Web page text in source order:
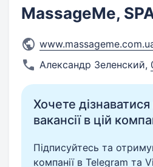
MassageMe,
Александр Зеленский,
Хочете дізнаватися
вакансії в цій
Підписуйтесь та
компанії в Telegram та